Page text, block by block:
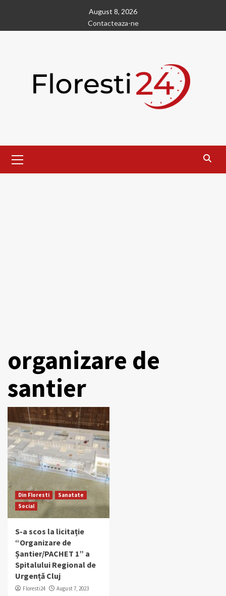
content
August 8, 2026
Contacteaza-ne
Menu
organizare de
santier
Din Floresti
Sanatate
Social
S-a scos la licitație
“Organizare de
Șantier/PACHET 1” a
Spitalului Regional de
Urgență Cluj
Floresti24 August 7, 2023